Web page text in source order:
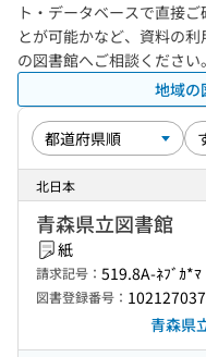
ト・データベースで直接
とが可能かなど、資料の
の図書館へご相談ください
地域の
北日本
青森県立図書館
紙
請求記号： 519.8A-ﾈﾌﾞｶ*ﾏ
図書登録番号：
青森県